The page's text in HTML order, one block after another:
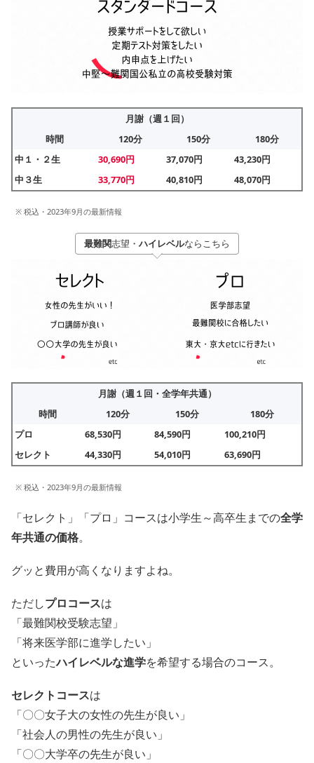
月謝（週１回）
時間
120分 150分
180分
中１・２生
30,690円 37,070円
43,230円
中３生
33,770円 40,810円 48,070円
※ 税込・2023年9月の最新情報
最難関志望・ ハイレベルならこちら
月謝（週１回・全学年共通）
時間
120分 150分
180分
プロ
68,530円 84,590円
100,210円
セレクト
44,330円 54,010円 63,690円
※ 税込・2023年9月の最新情報
「セレクト」「プロ」コースは小学生～高卒生までの全学
年共通の価格。
グッと費用が高くなりますよね。
ただしプロコースは
「最難関校受験志望」
「将来医学部に進学したい」
といったハイレベルな進学を希望する場合のコース。
セレクトコースは
「〇〇女子大の女性の先生が良い」
「社会人の男性の先生が良い」
「〇〇大学卒の先生が良い」